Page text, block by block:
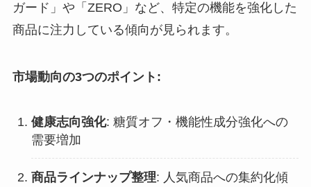
ガード」や「ZERO」など、特定の機能を強化した
商品に注力している傾向が見られます。
市場動向の3つのポイント:
健康志向強化: 糖質オフ・機能性成分強化への
需要増加
商品ラインナップ整理: 人気商品への集約化傾